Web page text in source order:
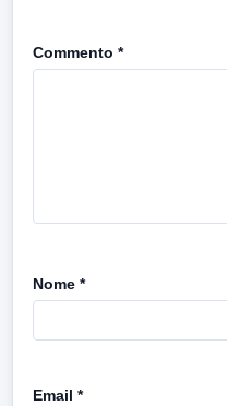
Commento *
Nome *
Email *